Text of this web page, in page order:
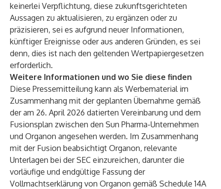
keinerlei Verpflichtung, diese zukunftsgerichteten
Aussagen zu aktualisieren, zu ergänzen oder zu
präzisieren, sei es aufgrund neuer Informationen,
künftiger Ereignisse oder aus anderen Gründen, es sei
denn, dies ist nach den geltenden Wertpapiergesetzen
erforderlich.
Weitere Informationen und wo Sie diese finden
Diese Pressemitteilung kann als Werbematerial im
Zusammenhang mit der geplanten Übernahme gemäß
der am 26. April 2026 datierten Vereinbarung und dem
Fusionsplan zwischen den Sun Pharma-Unternehmen
und Organon angesehen werden. Im Zusammenhang
mit der Fusion beabsichtigt Organon, relevante
Unterlagen bei der SEC einzureichen, darunter die
vorläufige und endgültige Fassung der
Vollmachtserklärung von Organon gemäß Schedule 14A